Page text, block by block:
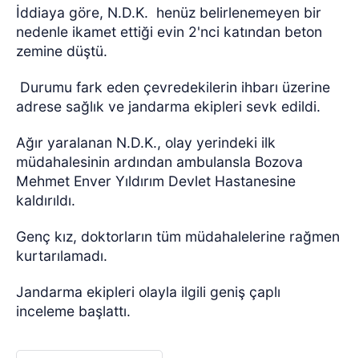
İddiaya göre, N.D.K. henüz belirlenemeyen bir
nedenle ikamet ettiği evin 2'nci katından beton
zemine düştü.
Durumu fark eden çevredekilerin ihbarı üzerine
adrese sağlık ve jandarma ekipleri sevk edildi.
Ağır yaralanan N.D.K., olay yerindeki ilk
müdahalesinin ardından ambulansla Bozova
Mehmet Enver Yıldırım Devlet Hastanesine
kaldırıldı.
Genç kız, doktorların tüm müdahalelerine rağmen
kurtarılamadı.
Jandarma ekipleri olayla ilgili geniş çaplı
inceleme başlattı.